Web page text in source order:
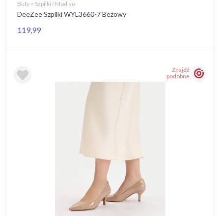
Buty > Szpilki / Modivo
DeeZee Szpilki WYL3660-7 Beżowy
119,99
Znajdź
podobne